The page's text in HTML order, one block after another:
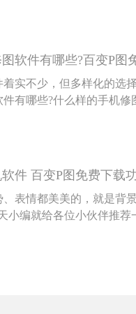
软件有哪些?百变P图
实不少，但多样化的选
有哪些?什么样的手机
件 百变P图免费下载
表情都美美的，就是背
小编就给各位小伙伴推